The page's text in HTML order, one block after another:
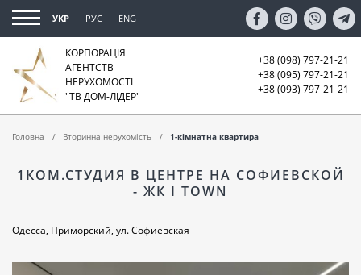
УКР РУС ENG
КОРПОРАЦІЯ
АГЕНТСТВ
НЕРУХОМОСТІ
"ТВ ДОМ-ЛІДЕР"
+38 (098) 797-21-21
+38 (095) 797-21-21
+38 (093) 797-21-21
Головна Вторинна нерухомість 1-кімнатна квартира
1КОМ.СТУДИЯ В ЦЕНТРЕ НА СОФИЕВСКОЙ
- ЖК I TOWN
Одесса, Приморский, ул. Софиевская